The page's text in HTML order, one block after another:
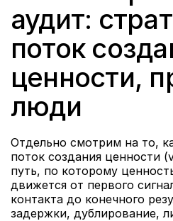
аудит:
поток
ценности,
люди
Отдельно смотрим на то,
поток создания ценности
путь, по которому
движется от первого
контакта до конечного
задержки, дублирование,